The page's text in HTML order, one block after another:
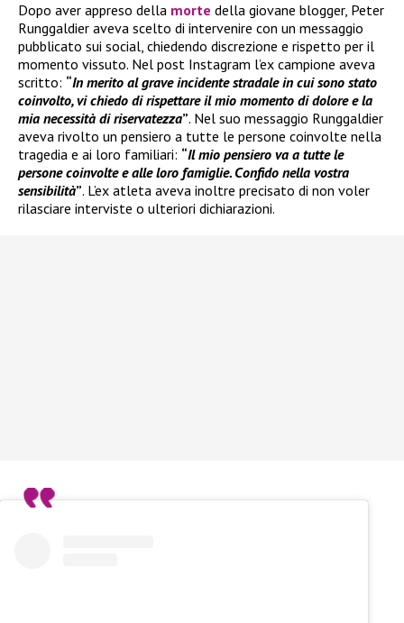
Dopo aver appreso della morte della giovane blogger, Peter
Runggaldier aveva scelto di intervenire con un messaggio
pubblicato sui social, chiedendo discrezione e rispetto per il
momento vissuto. Nel post Instagram l’ex campione aveva
scritto: “In merito al grave incidente stradale in cui sono stato
coinvolto, vi chiedo di rispettare il mio momento di dolore e la
mia necessità di riservatezza”. Nel suo messaggio Runggaldier
aveva rivolto un pensiero a tutte le persone coinvolte nella
tragedia e ai loro familiari: “Il mio pensiero va a tutte le
persone coinvolte e alle loro famiglie. Confido nella vostra
sensibilità”. L’ex atleta aveva inoltre precisato di non voler
rilasciare interviste o ulteriori dichiarazioni.